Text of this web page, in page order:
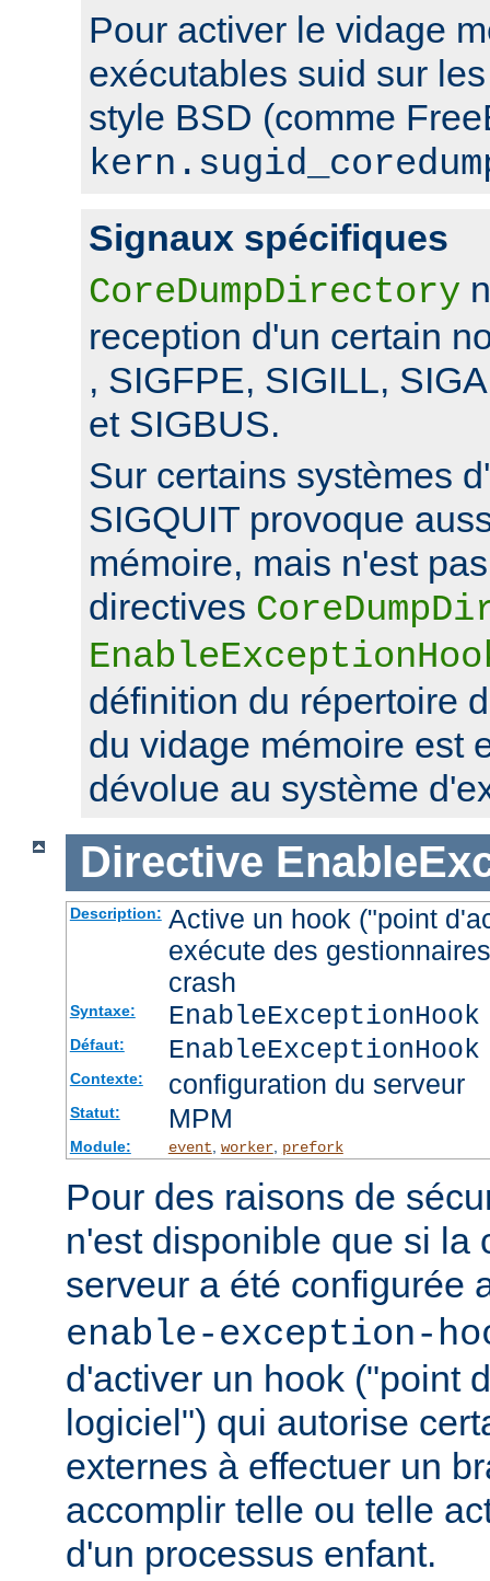
Pour activer le vidage
exécutables suid sur
style BSD (comme
Signaux spécifiques
CoreDumpDirectory
reception d'un certain
, SIGFPE, SIGILL,
et SIGBUS.
Sur certains systèmes
SIGQUIT provoque
mémoire, mais n'est
directives
définition du répertoire
du vidage mémoire est
dévolue au système
Directive
Description: Active un hook ("point
exécute des
crash
Syntaxe:
Défaut:
Contexte: configuration du serveur
Statut: MPM
Module: event worker, prefork
Pour des raisons de
n'est disponible que si la
serveur a été configurée
enable-exception-
d'activer un hook ("point
logiciel") qui autorise
externes à effectuer un
accomplir telle ou telle
d'un processus enfant.